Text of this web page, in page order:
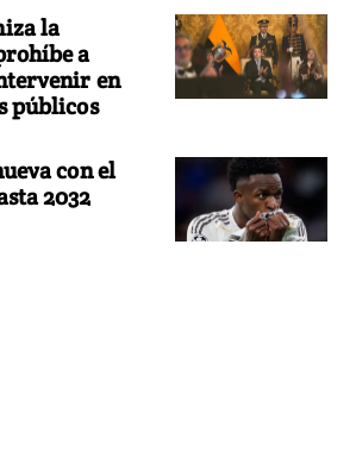
la
a
en
públicos
con el
2032